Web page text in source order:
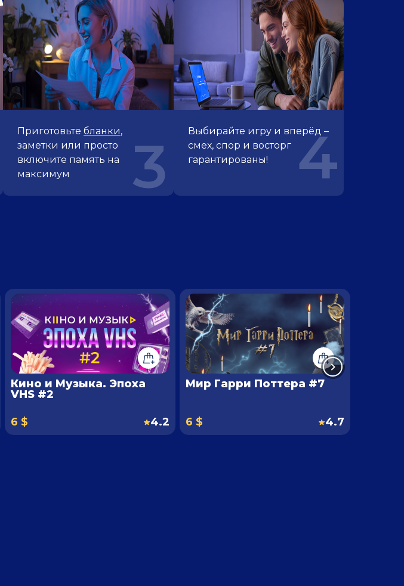
Приготовьте бланки,
заметки или просто
включите память на
максимум
3
Выбирайте игру и вперёд –
смех, спор и восторг
гарантированы!
4
Кино и Музыка. Эпоха
VHS #2
6 $ 4.2
Мир Гарри Поттера #7
6 $ 4.7